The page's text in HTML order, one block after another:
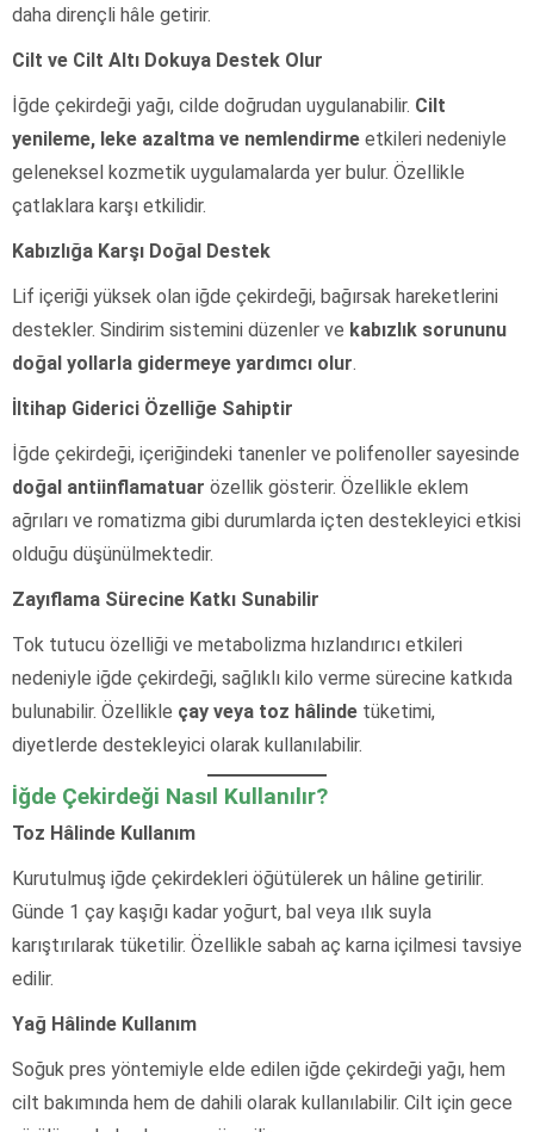
daha dirençli hâle getirir.
Cilt ve Cilt Altı Dokuya Destek Olur
İğde çekirdeği yağı, cilde doğrudan uygulanabilir. Cilt
yenileme, leke azaltma ve nemlendirme etkileri nedeniyle
geleneksel kozmetik uygulamalarda yer bulur. Özellikle
çatlaklara karşı etkilidir.
Kabızlığa Karşı Doğal Destek
Lif içeriği yüksek olan iğde çekirdeği, bağırsak hareketlerini
destekler. Sindirim sistemini düzenler ve kabızlık sorununu
doğal yollarla gidermeye yardımcı olur.
İltihap Giderici Özelliğe Sahiptir
İğde çekirdeği, içeriğindeki tanenler ve polifenoller sayesinde
doğal antiinflamatuar özellik gösterir. Özellikle eklem
ağrıları ve romatizma gibi durumlarda içten destekleyici etkisi
olduğu düşünülmektedir.
Zayıflama Sürecine Katkı Sunabilir
Tok tutucu özelliği ve metabolizma hızlandırıcı etkileri
nedeniyle iğde çekirdeği, sağlıklı kilo verme sürecine katkıda
bulunabilir. Özellikle çay veya toz hâlinde tüketimi,
diyetlerde destekleyici olarak kullanılabilir.
İğde Çekirdeği Nasıl Kullanılır?
Toz Hâlinde Kullanım
Kurutulmuş iğde çekirdekleri öğütülerek un hâline getirilir.
Günde 1 çay kaşığı kadar yoğurt, bal veya ılık suyla
karıştırılarak tüketilir. Özellikle sabah aç karna içilmesi tavsiye
edilir.
Yağ Hâlinde Kullanım
Soğuk pres yöntemiyle elde edilen iğde çekirdeği yağı, hem
cilt bakımında hem de dahili olarak kullanılabilir. Cilt için gece